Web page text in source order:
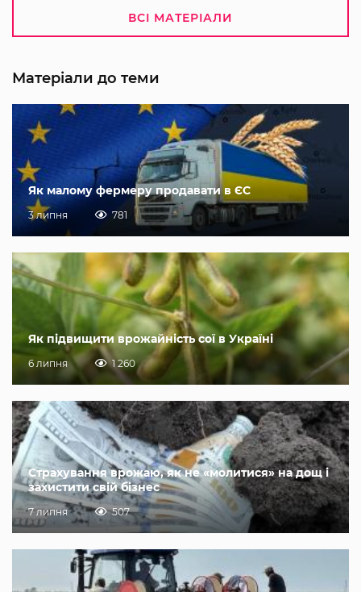
ВСІ МАТЕРІАЛИ
Матеріали до теми
Як малому фермеру продавати в ЄС
3 липня 781
Як підвищити врожайність сої в Україні
6 липня 1 260
Страхування врожаю, як не «молитися» на дощ і
захистити свій бізнес
7 липня 507